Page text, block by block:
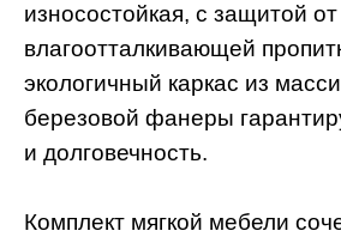
износостойкая, с защитой от
влагоотталкивающей
экологичный каркас из
березовой фанеры
и долговечность.
Комплект мягкой мебели